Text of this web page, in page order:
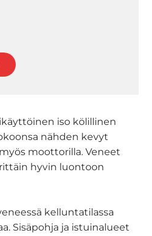
iso kölillinen
nähden kevyt
moottorilla. Veneet
hyvin luontoon
kelluntatilassa
Sisäpohja ja istuinalueet